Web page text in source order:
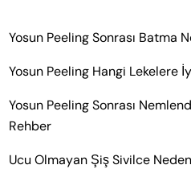
Yosun Peeling Sonrası Batma
Yosun Peeling Hangi Lekelere
Yosun Peeling Sonrası
Rehber
Ucu Olmayan Şiş Sivilce